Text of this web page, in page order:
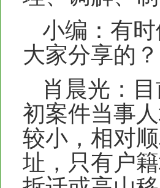
小编：有
大家分享的？
肖晨光：
初案件当事
较小，相对
址，只有户